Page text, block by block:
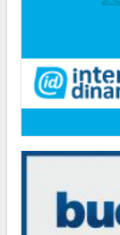
Los ciudadanos
regularizar su
CULTURA
Natiruts se
Clínicas de
INFORMACIÓN
La línea gratuita
1.400 denuncias